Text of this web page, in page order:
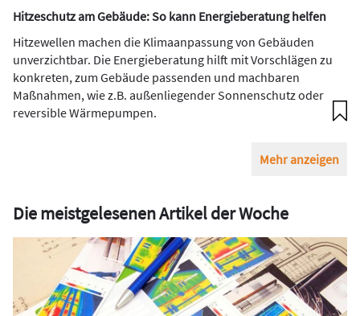
Hitzeschutz am Gebäude: So kann Energieberatung helfen
Hitzewellen machen die Klimaanpassung von Gebäuden
unverzichtbar. Die Energieberatung hilft mit Vorschlägen zu
konkreten, zum Gebäude passenden und machbaren
Maßnahmen, wie z.B. außenliegender Sonnenschutz oder
reversible Wärmepumpen.
Mehr anzeigen
Die meistgelesenen Artikel der Woche